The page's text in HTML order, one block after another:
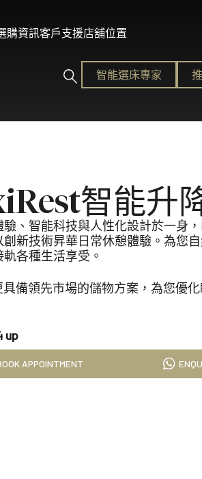
護脊睡眠
種需要。
易近人的奢華體驗。
極致酣睡體驗。
購資訊客戶支援店舖位置
智能選床專家​
智能升
、智能科技與人性化設計於一身
創新技術昇華日常休憩體驗。為您
各種生活享受。
具備領先市場的儲物方案，為您優
up
APPOINTMENT